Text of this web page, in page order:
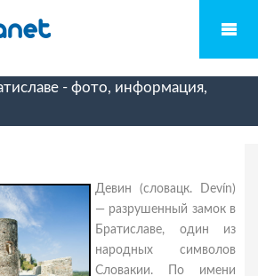
- фото, информация,
Девин (словацк. Devín)
— разрушенный замок в
Братиславе, один из
народных символов
Словакии. По имени